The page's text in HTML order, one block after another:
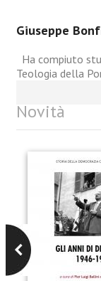
Giuseppe
Ha compiuto
Teologia della
Novità